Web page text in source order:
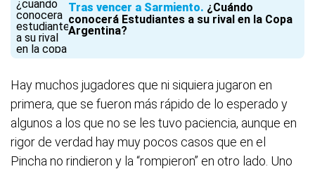
Tras vencer a Sarmiento ¿Cuándo
conocerá Estudiantes a su rival en la Copa
Argentina?
Hay muchos jugadores que ni siquiera jugaron en
primera, que se fueron más rápido de lo esperado y
algunos a los que no se les tuvo paciencia, aunque en
rigor de verdad hay muy pocos casos que en el
Pincha no rindieron y la “rompieron” en otro lado. Uno